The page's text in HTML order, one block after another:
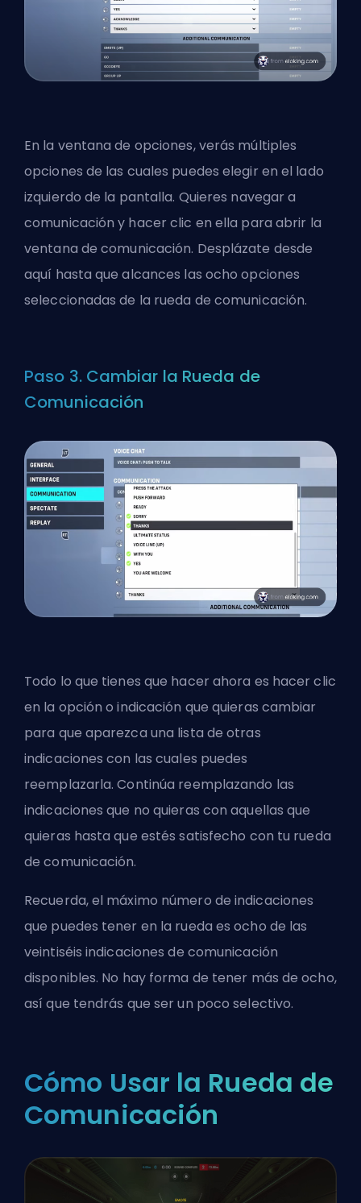
En la ventana de opciones, verás múltiples
opciones de las cuales puedes elegir en el lado
izquierdo de la pantalla. Quieres navegar a
comunicación y hacer clic en ella para abrir la
ventana de comunicación. Desplázate desde
aquí hasta que alcances las ocho opciones
seleccionadas de la rueda de comunicación.
Paso 3. Cambiar la Rueda de
Comunicación
Todo lo que tienes que hacer ahora es hacer clic
en la opción o indicación que quieras cambiar
para que aparezca una lista de otras
indicaciones con las cuales puedes
reemplazarla. Continúa reemplazando las
indicaciones que no quieras con aquellas que
quieras hasta que estés satisfecho con tu rueda
de comunicación.
Recuerda, el máximo número de indicaciones
que puedes tener en la rueda es ocho de las
veintiséis indicaciones de comunicación
disponibles. No hay forma de tener más de ocho,
así que tendrás que ser un poco selectivo.
Cómo Usar la Rueda de
Comunicación